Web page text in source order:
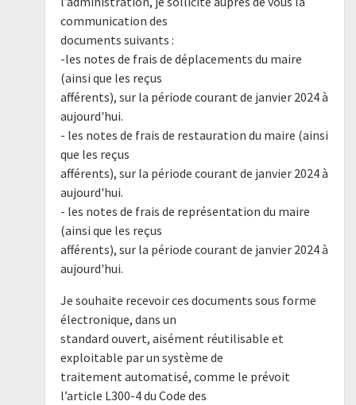
communication des
documents suivants :
-les notes de frais de déplacements du maire
(ainsi que les reçus
afférents), sur la période courant de janvier 2024 à
aujourd'hui.
- les notes de frais de restauration du maire (ainsi
que les reçus
afférents), sur la période courant de janvier 2024 à
aujourd'hui.
- les notes de frais de représentation du maire
(ainsi que les reçus
afférents), sur la période courant de janvier 2024 à
aujourd'hui.
Je souhaite recevoir ces documents sous forme
électronique, dans un
standard ouvert, aisément réutilisable et
exploitable par un système de
traitement automatisé, comme le prévoit
l’article L300-4 du Code des